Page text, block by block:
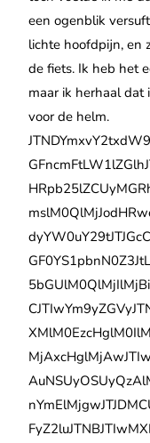
een ogenblik
lichte hoofdpijn, en
de fiets. Ik heb het
maar ik herhaal dat
voor de helm.